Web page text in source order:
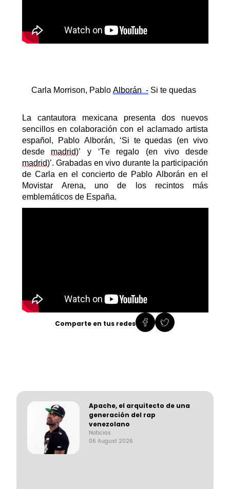
Apache, el arquitecto de una
generación del rap
venezolano
Noticias
06 August 2026
Carla Morrison, PabloAlborán - Si te quedas
La cantautora mexicana presentados nuevos
sencillos en colaboración con el aclamado artista
español, Pablo Alborán, ‘Si te quedas (en vivo
desde madrid)’ y ‘Te regalo (en vivo desde
madrid)’. Grabadas en vivo durante la participación
de Carla en el concierto de Pablo Alborán en el
Movistar Arena, uno de los recintos más
emblemáticos de España.
Comparte en tus redes